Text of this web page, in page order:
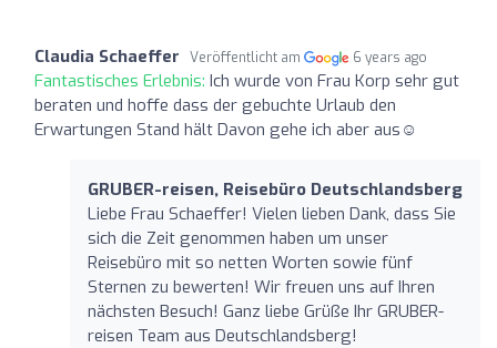
Claudia Schaeffer Veröffentlicht am 6 years ago
Fantastisches Erlebnis: Ich wurde von Frau Korp sehr gut
beraten und hoffe dass der gebuchte Urlaub den
Erwartungen Stand hält Davon gehe ich aber aus☺️
GRUBER-reisen, Reisebüro Deutschlandsberg
Liebe Frau Schaeffer! Vielen lieben Dank, dass Sie
sich die Zeit genommen haben um unser
Reisebüro mit so netten Worten sowie fünf
Sternen zu bewerten! Wir freuen uns auf Ihren
nächsten Besuch! Ganz liebe Grüße Ihr GRUBER-
reisen Team aus Deutschlandsberg!